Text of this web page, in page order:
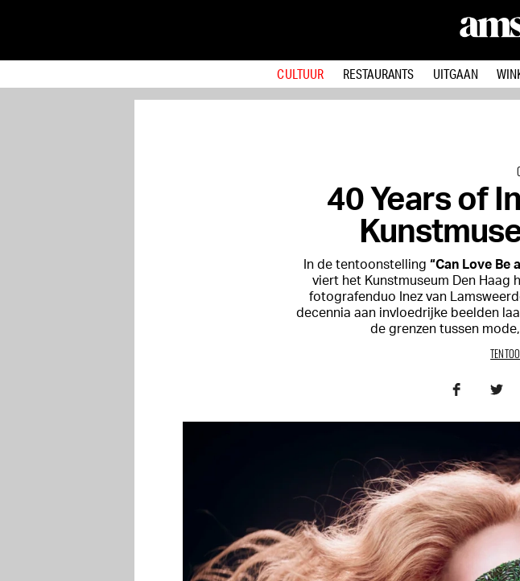
CULTUUR RESTAURANTS UITGAAN
40 Years of
In de tentoonstelling “Can Love Be
viert het Kunstmuseum Den Haag
fotografenduo Inez van
decennia aan invloedrijke beelden
de grenzen tussen